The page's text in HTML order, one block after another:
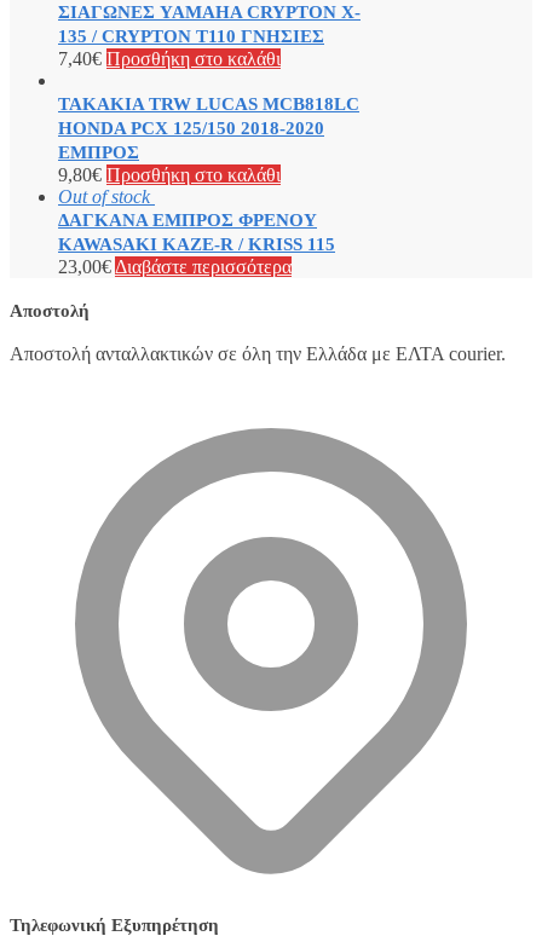
ΣΙΑΓΩΝΕΣ YAMAHA CRYPTON X-
135 / CRYPTON T110 ΓΝΗΣΙΕΣ
7,40€ Προσθήκη στο καλάθι
ΤΑΚΑΚΙΑ TRW LUCAS MCB818LC
HONDA PCX 125/150 2018-2020
ΕΜΠΡΟΣ
9,80€ Προσθήκη στο καλάθι
Out of stock
ΔΑΓΚΑΝΑ ΕΜΠΡΟΣ ΦΡΕΝΟΥ
KAWASAKI KAZE-R / KRISS 115
23,00€ Διαβάστε περισσότερα
Αποστολή
Αποστολή ανταλλακτικών σε όλη την Ελλάδα με ΕΛΤΑ courier.
Τηλεφωνική Εξυπηρέτηση